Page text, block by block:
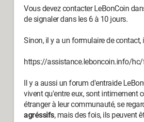
Vous devez contacter LeBonCoin
de signaler dans les 6 à 10 jours.
Sinon, il y a un formulaire de
https://assistance.leboncoin.info/
Il y a aussi un forum d'entraide
vivent qu'entre eux, sont intimement
étranger à leur communauté, se
agréssifs, mais des fois, ils peuvent